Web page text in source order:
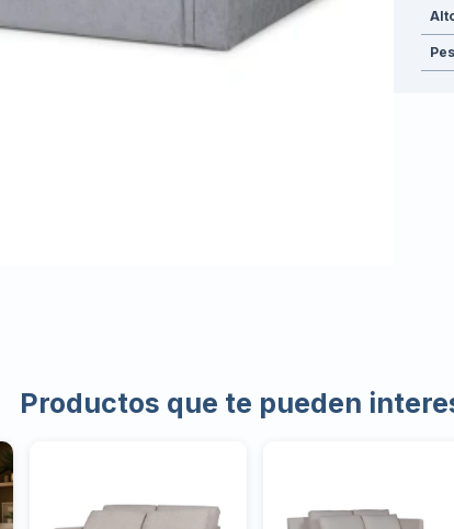
Productos que te pueden